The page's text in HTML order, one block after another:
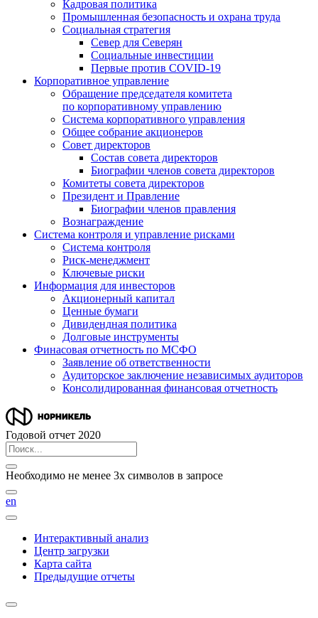
Кадровая политика
Промышленная безопасность и охрана труда
Социальная стратегия
Север для Северян
Социальные инвестиции
Первые против COVID‑19
Корпоративное управление
Обращение председателя комитета
по корпоративному управлению
Система корпоративного управления
Общее собрание акционеров
Совет директоров
Состав совета директоров
Биографии членов совета директоров
Комитеты совета директоров
Президент и Правление
Биографии членов правления
Вознаграждение
Система контроля и управление рисками
Система контроля
Риск-менеджмент
Ключевые риски
Информация для инвесторов
Акционерный капитал
Ценные бумаги
Дивидендная политика
Долговые инструменты
Финасовая отчетность по МСФО
Заявление об ответственности
Аудиторское заключение независимых аудиторов
Консолидированная финансовая отчетность
Годовой отчет 2020
Необходимо не менее 3х символов в запросе
en
Интерактивный анализ
Центр загрузки
Карта сайта
Предыдущие отчеты